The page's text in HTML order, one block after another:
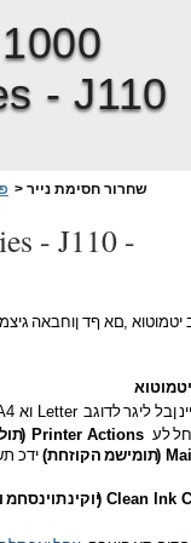
- J110
> שחרור חסימת נייר
- J110 -
יטמוטוא ,םא ףד ןוחבאה גיצמ
יטמוטוא
ןבל ליגרלדוגב Letter וא
לע Printer Actions
)
)תומישמ הקוזחת( ידכ
Clean Ink
)יוקינתוינסחמ